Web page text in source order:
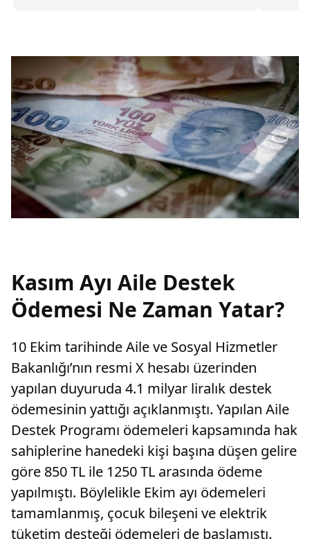
Kasım Ayı Aile Destek
Ödemesi Ne Zaman Yatar?
10 Ekim tarihinde Aile ve Sosyal Hizmetler
Bakanlığı’nın resmi X hesabı üzerinden
yapılan duyuruda 4.1 milyar liralık destek
ödemesinin yattığı açıklanmıştı. Yapılan Aile
Destek Programı ödemeleri kapsamında hak
sahiplerine hanedeki kişi başına düşen gelire
göre 850 TL ile 1250 TL arasında ödeme
yapılmıştı. Böylelikle Ekim ayı ödemeleri
tamamlanmış, çocuk bileşeni ve elektrik
tüketim desteği ödemeleri de başlamıştı.